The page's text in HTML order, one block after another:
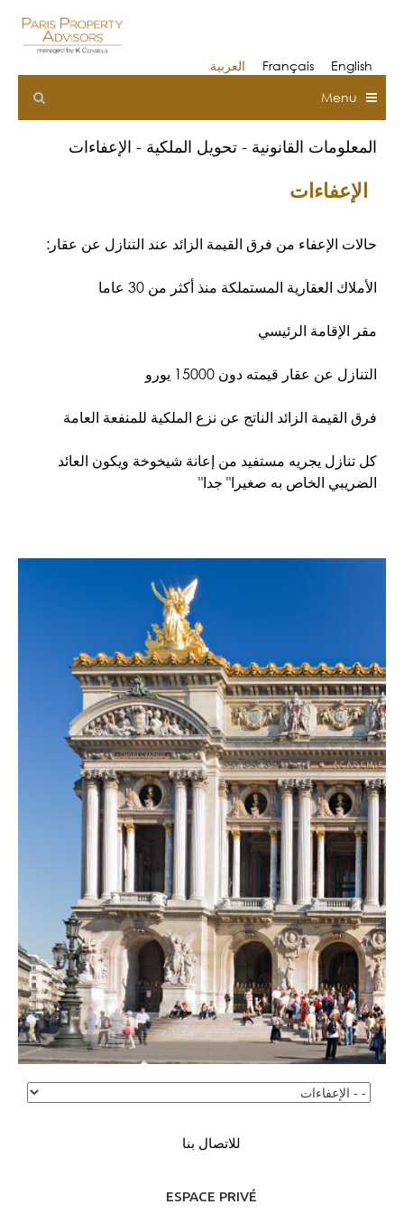
Français
English
العربية
Menu
المعلومات القانونية - تحويل الملكية - الإعفاءات
الإعفاءات
حالات الإعفاء من فرق القيمة الزائد عند التنازل عن عقار:
الأملاك العقارية المستملكة منذ أكثر من 30 عاما
مقر الإقامة الرئيسي
التنازل عن عقار قيمته دون 15000 يورو
فرق القيمة الزائد الناتج عن نزع الملكية للمنفعة العامة
كل تنازل يجريه مستفيد من إعانة شيخوخة ويكون العائد
الضريبي الخاص به صغيرا" جدا"
للاتصال بنا
ESPACE PRIVÉ